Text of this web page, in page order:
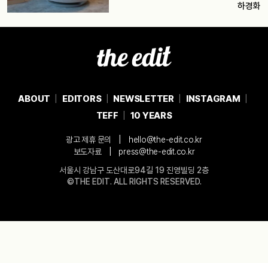
하경화
ABOUT EDITORS NEWSLETTER
INSTAGRAM
TEFF
10 YEARS
광고 제휴 문의
hello@the-edit.co.kr
보도자료
press@the-edit.co.kr
서울시 강남구 도산대로94길 19 진영빌딩 2층
©THE EDIT. ALL RIGHTS RESERVED.